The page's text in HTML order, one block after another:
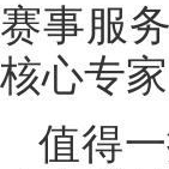
赛事服
核心专
值得